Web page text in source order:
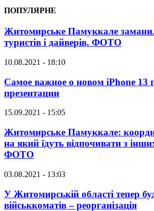
ПОПУЛЯРНЕ
Житомирське Памуккале
туристів і дайверів. ФОТО
10.08.2021 - 18:10
Самое важное о новом iPhone 13
презентации
15.09.2021 - 15:05
Житомирське Памуккале:
на який їдуть відпочивати з
ФОТО
03.08.2021 - 13:03
У Житомирській області тепер
військкоматів – реорганізація